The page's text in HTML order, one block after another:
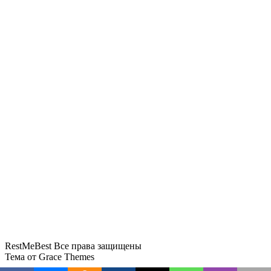
RestMeBest Все права защищены
Тема от Grace Themes